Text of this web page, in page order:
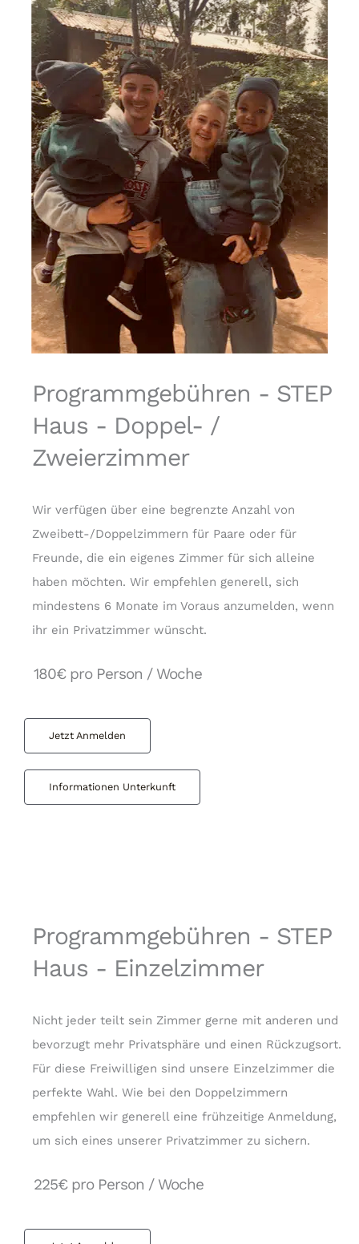
Programmgebühren - STEP
Haus - Doppel- /
Zweierzimmer
Wir verfügen über eine begrenzte Anzahl von
Zweibett-/Doppelzimmern für Paare oder für
Freunde, die ein eigenes Zimmer für sich alleine
haben möchten. Wir empfehlen generell, sich
mindestens 6 Monate im Voraus anzumelden, wenn
ihr ein Privatzimmer wünscht.
180€ pro Person / Woche
Jetzt Anmelden
Informationen Unterkunft
Programmgebühren - STEP
Haus - Einzelzimmer
Nicht jeder teilt sein Zimmer gerne mit anderen und
bevorzugt mehr Privatsphäre und einen Rückzugsort.
Für diese Freiwilligen sind unsere Einzelzimmer die
perfekte Wahl. Wie bei den Doppelzimmern
empfehlen wir generell eine frühzeitige Anmeldung,
um sich eines unserer Privatzimmer zu sichern.
225€ pro Person / Woche